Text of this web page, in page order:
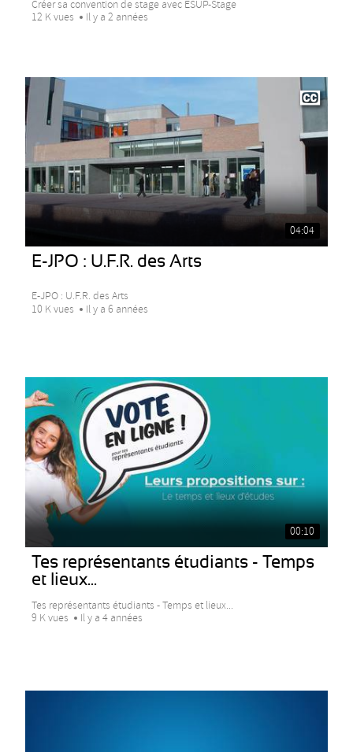
Créer sa convention de stage avec ESUP-Stage
12 K vues
Il y a 2 années
04:04
E-JPO : U.F.R. des Arts
E-JPO : U.F.R. des Arts
10 K vues
Il y a 6 années
00:10
Tes représentants étudiants - Temps
et lieux...
Tes représentants étudiants - Temps et lieux...
9 K vues
Il y a 4 années